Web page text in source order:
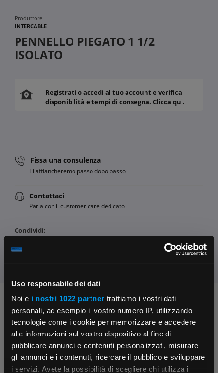
Uso responsabile dei dati
Noi e i nostri 1022 partner trattiamo i vostri dati
personali, ad esempio il vostro numero IP, utilizzando
tecnologie come i cookie per memorizzare e accedere
alle informazioni sul vostro dispositivo al fine di
pubblicare annunci e contenuti personalizzati, misurare
gli annunci e i contenuti, ricercare il pubblico e sviluppare
i servizi. Avete la possibilità di scegliere chi utilizza i
Produttore
INTERCABLE
PENNELLO PIEGATO 1 1/2
ISOLATO
Registrati o accedi al tuo account e verifica
disponibilità e tempi di consegna. Clicca qui.
Fissa una consulenza
Ti affiancheremo passo dopo passo
Contattaci
Parla con il customer care dedicato
Condividi:
Chiedi ai nostri tecnici